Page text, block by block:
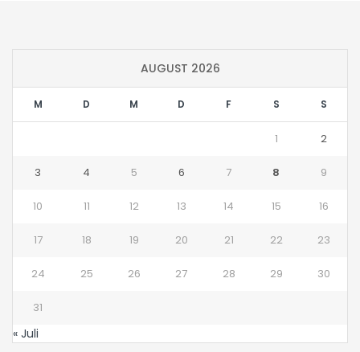
AUGUST 2026
M D M D F S S
1 2
3 4 5 6 7 8 9
10 11 12 13 14 15 16
17 18 19 20 21 22 23
24 25 26 27 28 29 30
31
« Juli